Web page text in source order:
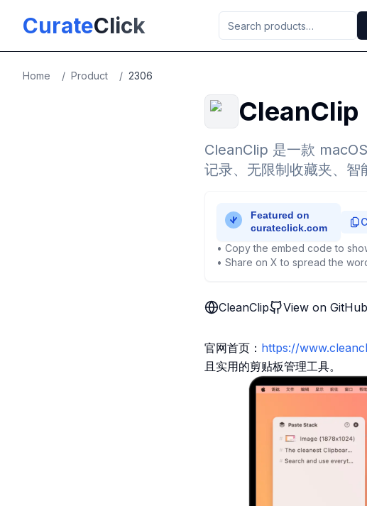
CurateClick
Home / Product / 2306
CleanClip
CleanClip 是一款
记录、无限制收藏夹、智
• Copy the embed code to
• Share on X to spread the
CleanClip View on GitHub
官网首页： https://
且实用的剪贴板管理工具。